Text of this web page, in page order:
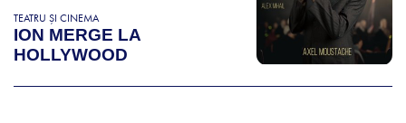
TEATRU ȘI CINEMA
ION MERGE LA
HOLLYWOOD